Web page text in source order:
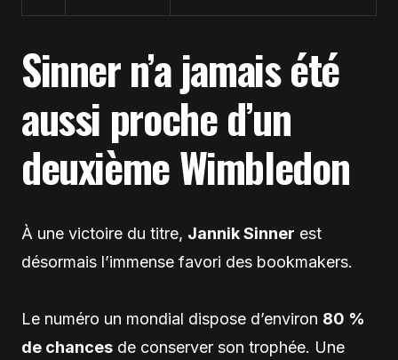
Sinner n’a jamais été
aussi proche d’un
deuxième Wimbledon
À une victoire du titre, Jannik Sinner est
désormais l’immense favori des bookmakers.
Le numéro un mondial dispose d’environ 80 %
de chances de conserver son trophée. Une